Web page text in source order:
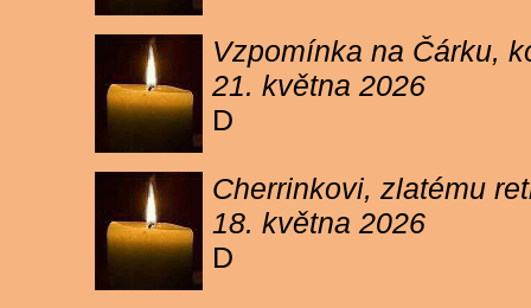
Vzpomínka na Čárku,
21. května 2026
D
Cherrinkovi, zlatému
18. května 2026
D